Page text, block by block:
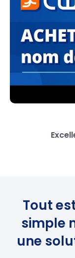
Tout
simple
une